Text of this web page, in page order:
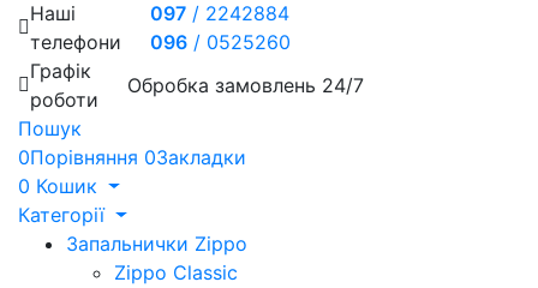
Наші
телефони
097 / 2242884
096 / 0525260
Графік
роботи
Обробка замовлень 24/7
Пошук
0Порівняння 0Закладки
0 Кошик
Категорії
Запальнички Zippo
Zippo Classic